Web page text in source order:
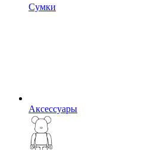
Сумки
Аксессуары